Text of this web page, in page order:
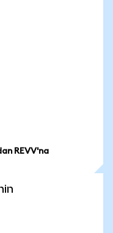
REVV'na